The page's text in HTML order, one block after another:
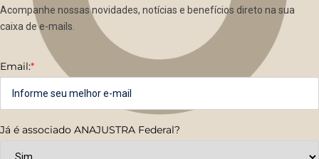
Acompanhe nossas novidades, notícias e benefícios direto na sua
caixa de e-mails.
Email:*
Já é associado ANAJUSTRA Federal?